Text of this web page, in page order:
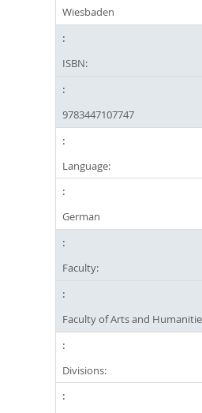
Wiesbaden
ISBN:
9783447107747
Language:
German
Faculty:
Faculty of Arts and
Divisions: